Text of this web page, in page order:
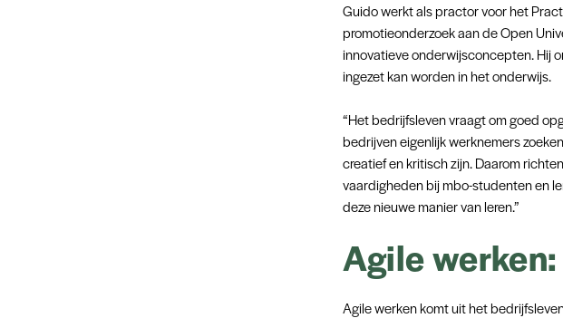
Guido werkt als practor voor het
promotieonderzoek aan de Open
innovatieve onderwijsconcepten. Hij
ingezet kan worden in het onderwijs.
“Het bedrijfsleven vraagt om goed
bedrijven eigenlijk werknemers
creatief en kritisch zijn. Daarom
vaardigheden bij mbo-studenten en
deze nieuwe manier van leren.”
Agile
Agile werken komt uit het